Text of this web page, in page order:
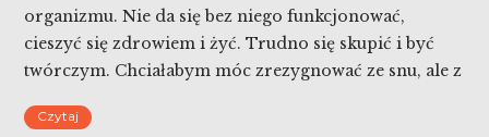
organizmu. Nie da się bez niego funkcjonować,
cieszyć się zdrowiem i żyć. Trudno się skupić i być
twórczym. Chciałabym móc zrezygnować ze snu, ale z
kiedyś taka pigułka zamiast – nie zastanawiałabym się
Czytaj